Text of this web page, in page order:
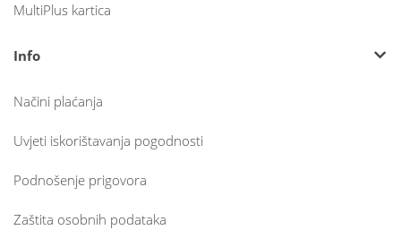
MultiPlus kartica
Info
Načini plaćanja
Uvjeti iskorištavanja pogodnosti
Podnošenje prigovora
Zaštita osobnih podataka